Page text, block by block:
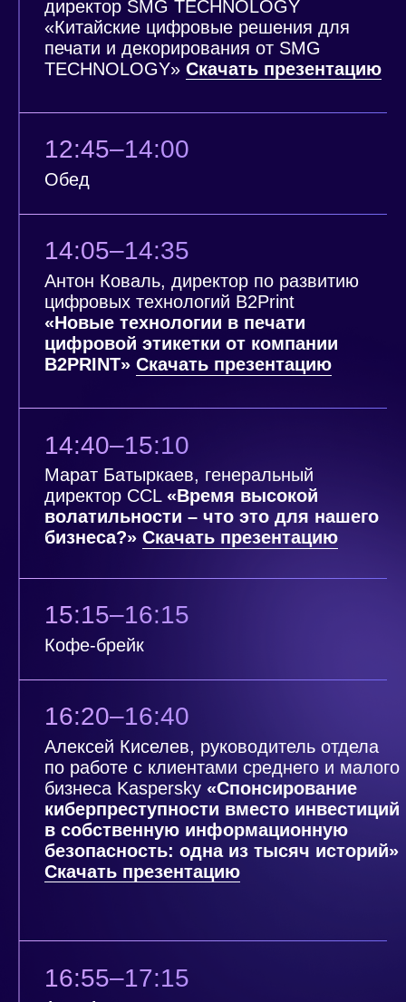
Выберите форму юридического лица
Отправить
Осталось 0 мест из 200
Нажимая на кнопку «Отправить», вы соглашаетесь
c политикой конфиденциальности сайта
Разработка сайта:
Бредихина Кристина
© 2023 B2Print